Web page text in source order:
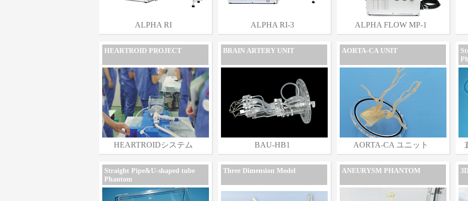
ALPHA RI ALPHA RI-3 ALPHA FLOW MP-1
HEARTROID PROJECT
HEARTROIDシステム
BRAIN ARTERY UNIT
BAU-HB1
AORTA-CA UNIT
AORTA-CA ユニット
Straight Pipe&U-shaped tube
Phantom
Three Dimension Model ANEURYSM PHANTOM